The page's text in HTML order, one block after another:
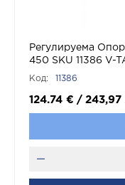
Регулируема
450 SKU 11386 V-
Код: 11386
124.74 € / 243,97